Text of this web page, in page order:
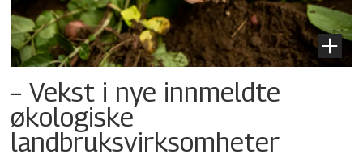
– Vekst i nye innmeldte
økologiske
landbruksvirksomheter